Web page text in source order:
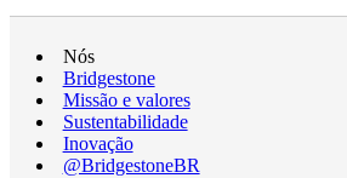
Nós
Bridgestone
Missão e valores
Sustentabilidade
Inovação
@BridgestoneBR